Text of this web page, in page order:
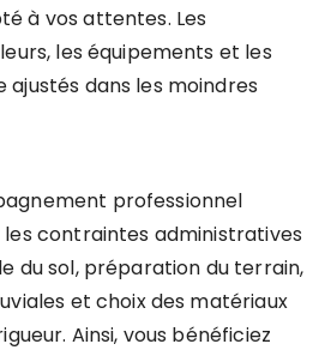
à vos attentes. Les
les équipements et les
dans les moindres
professionnel
contraintes administratives
du sol, préparation du terrain,
et choix des matériaux
Ainsi, vous bénéficiez